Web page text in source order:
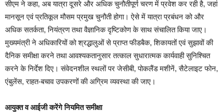
सीएम ने कहा, अब यात्रा दूसरे और अधिक चुनौतीपूर्ण चरण में प्रवेश कर रही है, जहां
मानसून एवं प्रतिकूल मौसम प्रमुख चुनौती होगा। ऐसे में यात्रा प्रबंधन को और
अधिक सतर्कता, नियंत्रण तथा वैज्ञानिक दृष्टिकोण के साथ संचालित किया जाए।
मुख्यमंत्री ने अधिकारियों को श्रद्धालुओं से प्राप्त फीडबैक, शिकायतों एवं सुझावों की
दैनिक समीक्षा करने तथा आवश्यकतानुसार तत्काल सुधारात्मक कार्यवाही सुनिश्चित
करने के निर्देश दिए। संवेदनशील स्थलों पर जेसीबी, पोकलैंड मशीनें, सैटेलाइट फोन,
एंबुलेंस, राहत-बचाव उपकरणों की अग्रिम व्यवस्था की जाए।
आयुक्त व आईजी करेंगे नियमित समीक्षा